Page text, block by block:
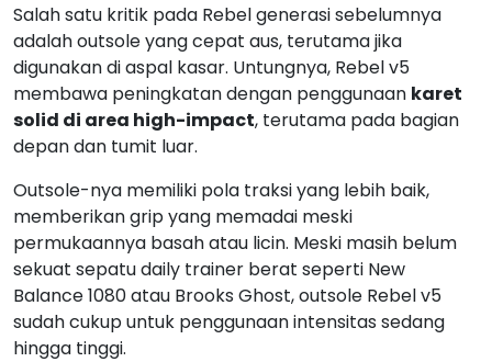
Salah satu kritik pada Rebel generasi sebelumnya
adalah outsole yang cepat aus, terutama jika
digunakan di aspal kasar. Untungnya, Rebel v5
membawa peningkatan dengan penggunaan karet
solid di area high-impact, terutama pada bagian
depan dan tumit luar.
Outsole-nya memiliki pola traksi yang lebih baik,
memberikan grip yang memadai meski
permukaannya basah atau licin. Meski masih belum
sekuat sepatu daily trainer berat seperti New
Balance 1080 atau Brooks Ghost, outsole Rebel v5
sudah cukup untuk penggunaan intensitas sedang
hingga tinggi.